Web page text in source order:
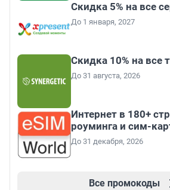
Скидка 5% на все
До 1 января, 2027
Скидка 10% на все
До 31 августа, 2026
Интернет в 180+
роуминга и сим-
До 31 декабря, 2026
Все промокоды